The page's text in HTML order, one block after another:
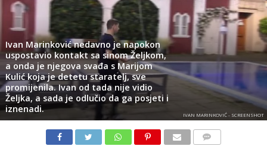
Ivan Marinković nedavno je napokon
uspostavio kontakt sa sinom Željkom,
a onda je njegova svađa s Marijom
Kulić koja je detetu staratelj, sve
promijenila. Ivan od tada nije vidio
Željka, a sada je odlučio da ga posjeti i
iznenadi.
IVAN MARINKOVIĆ - SCREENSHOT